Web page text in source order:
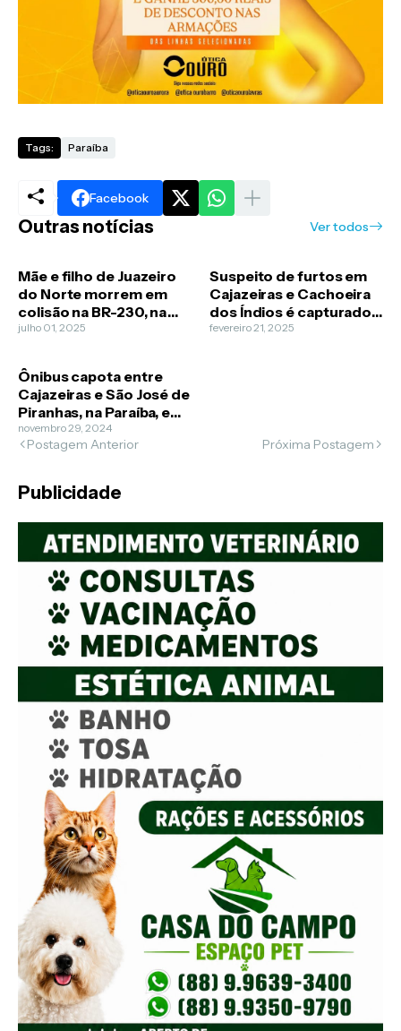
Tags: Paraíba
Facebook
Outras notícias Ver todos
Mãe e filho de Juazeiro
do Norte morrem em
colisão na BR-230, na
Paraíba
julho 01, 2025
Suspeito de furtos em
Cajazeiras e Cachoeira
dos Índios é capturado
em Juazeiro do Norte
fevereiro 21, 2025
Ônibus capota entre
Cajazeiras e São José de
Piranhas, na Paraíba, e
deixa 12 feridos
novembro 29, 2024
Postagem Anterior Próxima Postagem
Publicidade